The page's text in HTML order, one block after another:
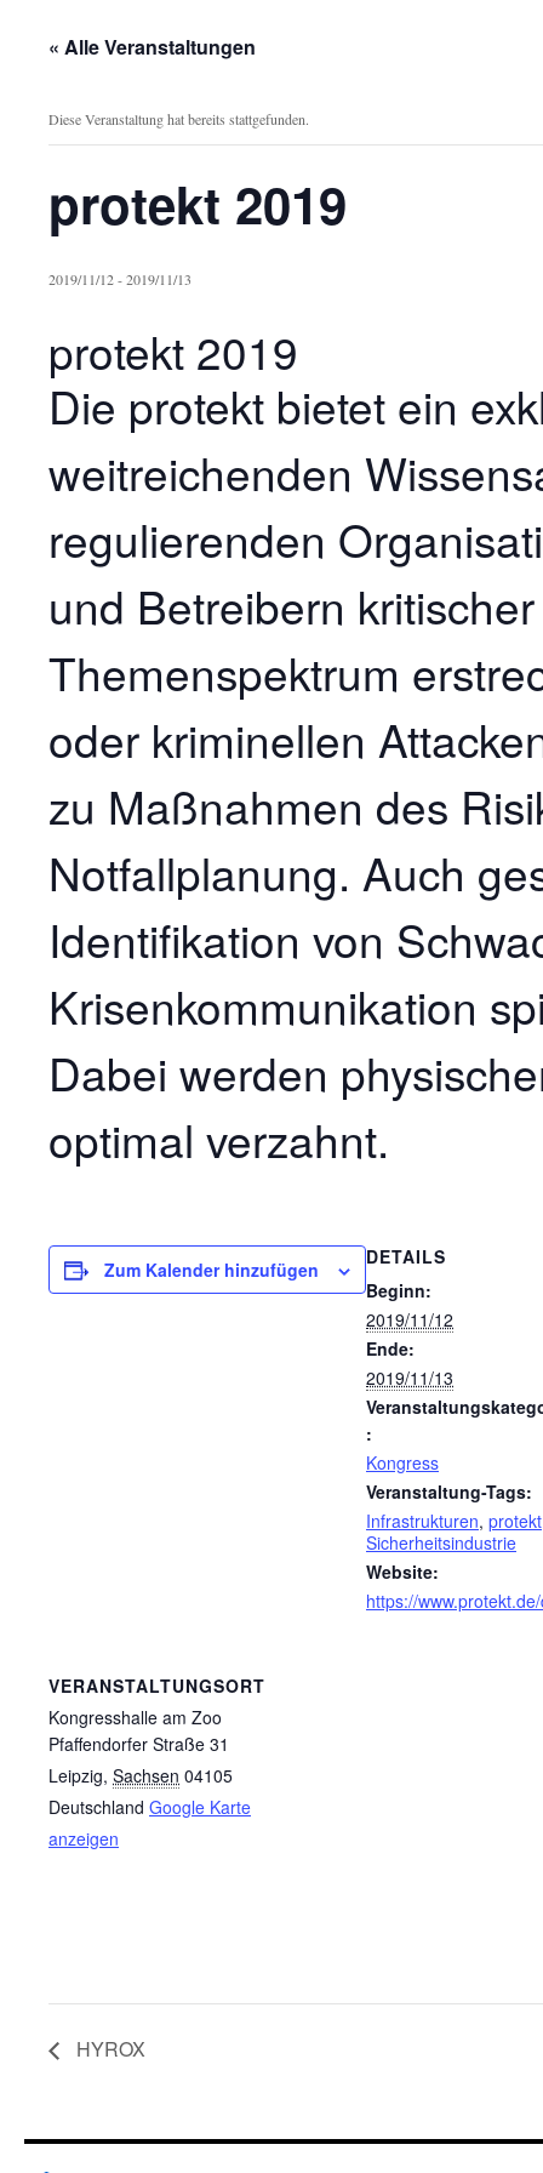
« Alle Veranstaltungen
Diese Veranstaltung hat bereits stattgefunden.
protekt 2019
2019/11/12-2019/11/13
protekt 2019
Die protekt bietet ein
weitreichenden
regulierenden
und Betreibern
Themenspektrum
oder kriminellen
zu Maßnahmen des
Notfallplanung. Auch
Identifikation von
Krisenkommunikation
Dabei werden
optimal verzahnt.
Zum Kalender hinzufügen
DETAILS
Beginn:
2019/11/12
Ende:
2019/11/13
:
Kongress
Veranstaltung-Tags:
Infrastrukturen, protekt
Sicherheitsindustrie
Website:
https://
VERANSTALTUNGSORT
Kongresshalle am Zoo
Pfaffendorfer Straße 31
Leipzig, Sachsen 04105
Deutschland Google Karte
anzeigen
HYROX